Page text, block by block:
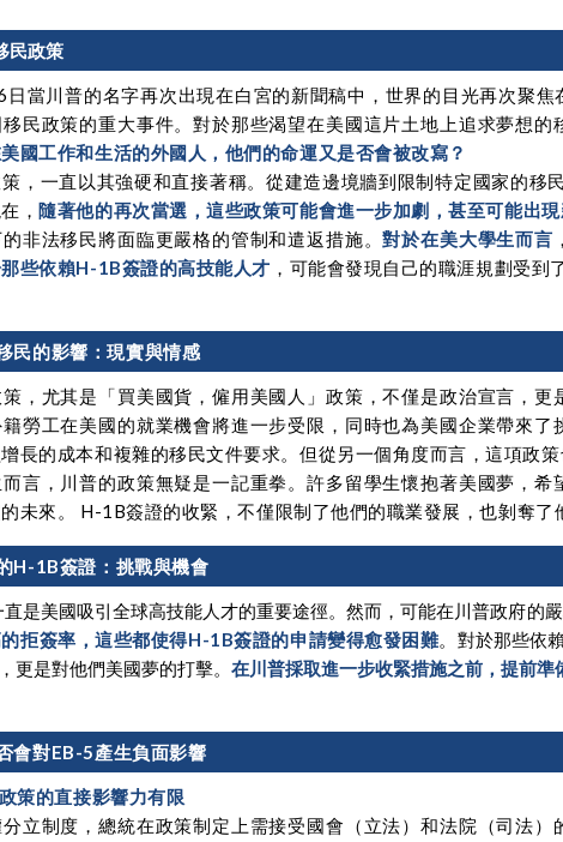
民政策
當川普的名字再次出現在白宮的新聞稿中，世界的目光再次聚
民政策的重大事件。對於那些渴望在美國這片土地上追求夢想的
國工作和生活的外國人，他們的命運又是否會被改寫？
，一直以其強硬和直接著稱。從建造邊境牆到限制特定國家的移
，隨著他的再次當選，這些政策可能會進一步加劇，甚至可能出現
的非法移民將面臨更嚴格的管制和遣返措施。對於在美大學生而言 ，
些依賴H-1B簽證的高技能人才 ， 可能會發現自己的職涯規劃受到
民的影響：現實與情感
策，尤其是「買美國貨，僱用美國人」政策，不僅是政治宣言，
勞工在美國的就業機會將進一步受限，同時也為美國企業帶來了
長的成本和複雜的移民文件要求。但從另一個角度而言，這項政
言，川普的政策無疑是一記重拳。許多留學生懷抱著美國夢，
未來。 H-1B簽證的收緊，不僅限制了他們的職業發展，也剝奪了
H-1B簽證：挑戰與機會
是美國吸引全球高技能人才的重要途徑。然而，可能在川普政府的嚴
拒簽率，這些都使得H-1B簽證的申請變得愈發困難。 對於那些依
更是對他們美國夢的打擊。 在川普採取進一步收緊措施之前，提前準
會對EB-5產生負面影響
策的直接影響力有限
立制度，總統在政策制定上需接受國會（立法）和法院（司法